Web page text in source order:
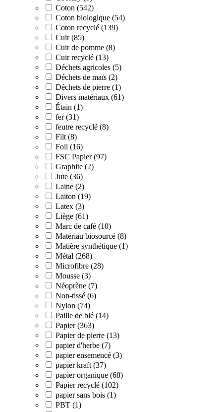
Coton (542)
Coton biologique (54)
Coton recyclé (139)
Cuir (85)
Cuir de pomme (8)
Cuir recyclé (13)
Déchets agricoles (5)
Déchets de maïs (2)
Déchets de pierre (1)
Divers matériaux (61)
Étain (1)
fer (31)
feutre recyclé (8)
Filt (8)
Foil (16)
FSC Papier (97)
Graphite (2)
Jute (36)
Laine (2)
Laiton (19)
Latex (3)
Liège (61)
Marc de café (10)
Matériau biosourcé (8)
Matière synthétique (1)
Métal (268)
Microfibre (28)
Mousse (3)
Néoprène (7)
Non-tissé (6)
Nylon (74)
Paille de blé (14)
Papier (363)
Papier de pierre (13)
papier d'herbe (7)
papier ensemencé (3)
papier kraft (37)
papier organique (68)
Papier recyclé (102)
papier sans bois (1)
PBT (1)